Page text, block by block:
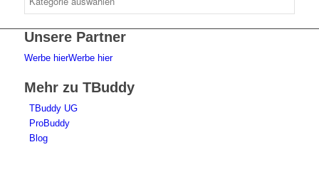
Unsere Partner
Werbe hierWerbe hier
Mehr zu TBuddy
TBuddy UG
ProBuddy
Blog